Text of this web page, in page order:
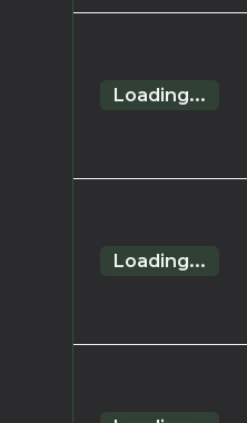
Loading...
Loading...